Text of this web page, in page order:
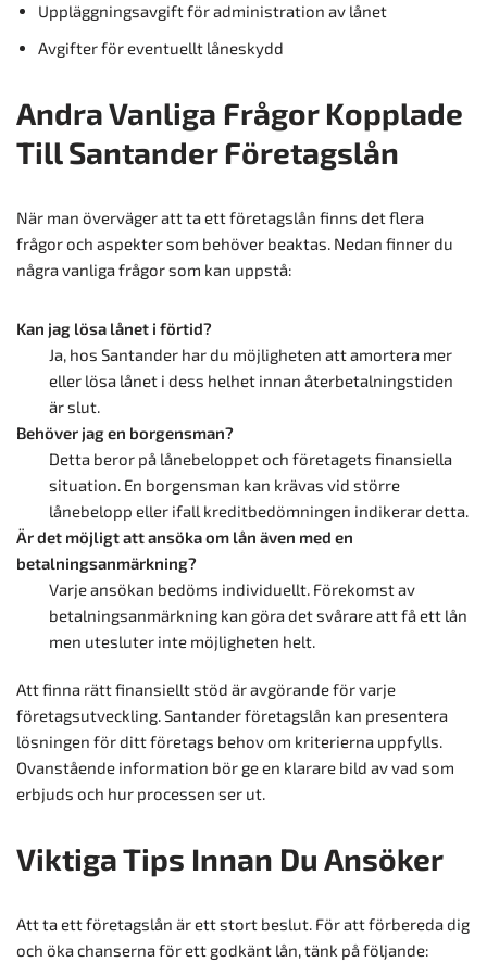
Uppläggningsavgift för administration av lånet
Avgifter för eventuellt låneskydd
Andra Vanliga Frågor Kopplade
Till Santander Företagslån
När man överväger att ta ett företagslån finns det flera
frågor och aspekter som behöver beaktas. Nedan finner du
några vanliga frågor som kan uppstå:
Kan jag lösa lånet i förtid?
Ja, hos Santander har du möjligheten att amortera mer
eller lösa lånet i dess helhet innan återbetalningstiden
är slut.
Behöver jag en borgensman?
Detta beror på lånebeloppet och företagets finansiella
situation. En borgensman kan krävas vid större
lånebelopp eller ifall kreditbedömningen indikerar detta.
Är det möjligt att ansöka om lån även med en
betalningsanmärkning?
Varje ansökan bedöms individuellt. Förekomst av
betalningsanmärkning kan göra det svårare att få ett lån
men utesluter inte möjligheten helt.
Att finna rätt finansiellt stöd är avgörande för varje
företagsutveckling. Santander företagslån kan presentera
lösningen för ditt företags behov om kriterierna uppfylls.
Ovanstående information bör ge en klarare bild av vad som
erbjuds och hur processen ser ut.
Viktiga Tips Innan Du Ansöker
Att ta ett företagslån är ett stort beslut. För att förbereda dig
och öka chanserna för ett godkänt lån, tänk på följande: